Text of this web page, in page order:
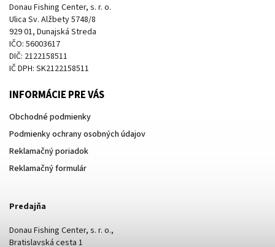
Donau Fishing Center, s. r. o.
Ulica Sv. Alžbety 5748/8
929 01, Dunajská Streda
IČO: 56003617
DIČ: 2122158511
IČ DPH: SK2122158511
INFORMÁCIE PRE VÁS
Obchodné podmienky
Podmienky ochrany osobných údajov
Reklamačný poriadok
Reklamačný formulár
Predajňa
Donau Fishing Center, s. r. o.,
Bratislavská cesta 1